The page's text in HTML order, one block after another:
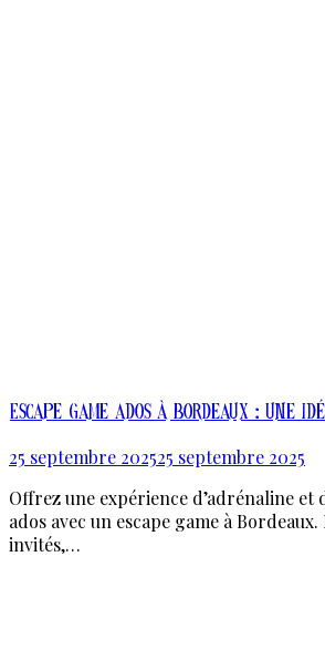
Escape game ados à Bordeaux : une
25 septembre 202525 septembre 2025
Offrez une expérience d’adrénaline et
ados avec un escape game à
invités,…